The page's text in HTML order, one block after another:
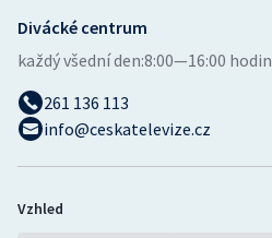
Divácké centrum
každý všední den:8:00—16:00 hodin
261 136 113
info@ceskatelevize.cz
Vzhled